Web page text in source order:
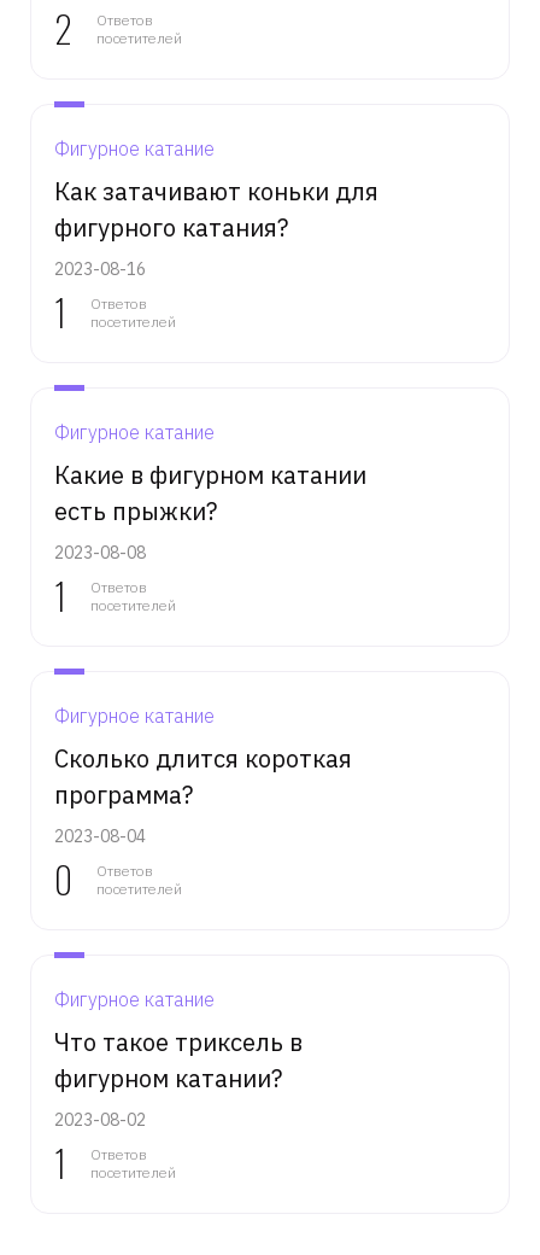
2
Ответов
посетителей
Фигурное катание
Как затачивают коньки для
фигурного катания?
2023-08-16
1
Ответов
посетителей
Фигурное катание
Какие в фигурном катании
есть прыжки?
2023-08-08
1
Ответов
посетителей
Фигурное катание
Сколько длится короткая
программа?
2023-08-04
0
Ответов
посетителей
Фигурное катание
Что такое триксель в
фигурном катании?
2023-08-02
1
Ответов
посетителей